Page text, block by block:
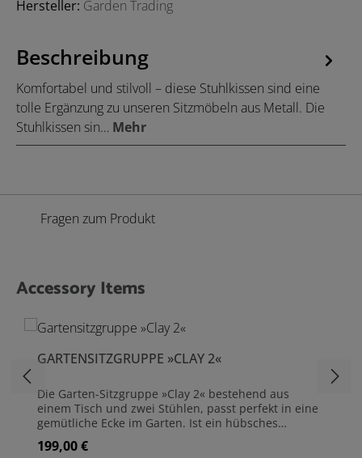
Hersteller: Garden Trading
Beschreibung
Komfortabel und stilvoll – diese Stuhlkissen sind eine
tolle Ergänzung zu unseren Sitzmöbeln aus Metall. Die
Stuhlkissen sin… Mehr
Fragen zum Produkt
Produktgalerie überspringen
Accessory Items
GARTENSITZGRUPPE »CLAY 2«
Die Garten-Sitzgruppe »Clay 2« bestehend aus
einem Tisch und zwei Stühlen, passt perfekt in eine
gemütliche Ecke im Garten. Ist ein hübsches
eine Pause von der Gartenarbeit einlegen oder
Regulärer Preis:
199,00 €